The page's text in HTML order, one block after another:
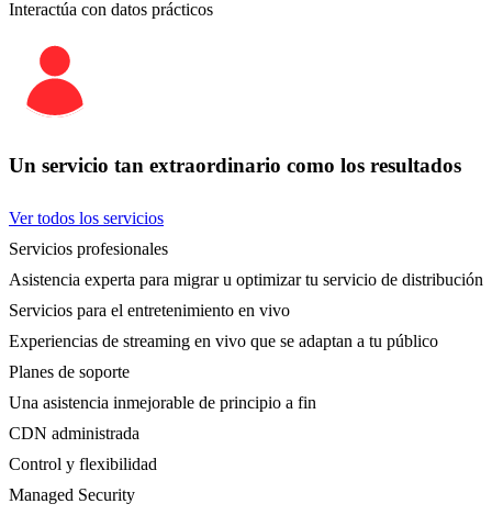
Interactúa con datos prácticos
Un servicio tan extraordinario como los resultados
Ver todos los servicios
Servicios profesionales
Asistencia experta para migrar u optimizar tu servicio de distribución
Servicios para el entretenimiento en vivo
Experiencias de streaming en vivo que se adaptan a tu público
Planes de soporte
Una asistencia inmejorable de principio a fin
CDN administrada
Control y flexibilidad
Managed Security